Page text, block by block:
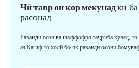
Чӣ тавр он кор мекунадки
расонад
Раванди осон ва шаффофро таҷриба кунед, то
аз Кашф то холӣ бо як раванди осони